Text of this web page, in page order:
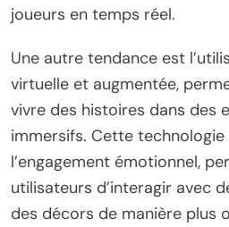
joueurs en temps réel.
Une autre tendance est
virtuelle et augmentée,
vivre des histoires dans des
immersifs. Cette
l’engagement émotionnel,
utilisateurs d’interagir avec
des décors de manière plus